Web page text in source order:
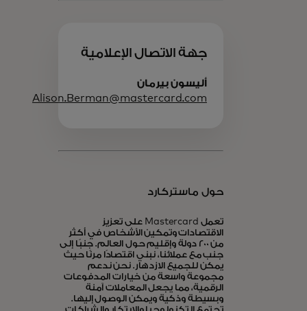
جهة الاتصال الإعلامية
أليسون بيرمان
Alison.Berman@mastercard.com
حول ماستركارد
تعمل Mastercard على تعزيز
الاقتصادات وتمكين الأشخاص في أكثر
من 200 دولة وإقليم حول العالم. جنبًا إلى
جنب مع عملائنا، نبني اقتصادًا مرنًا حيث
يمكن للجميع الازدهار. نحن ندعم
مجموعة واسعة من خيارات المدفوعات
الرقمية، مما يجعل المعاملات آمنة
وبسيطة وذكية ويمكن الوصول إليها.